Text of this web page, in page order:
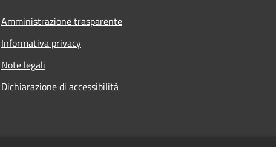
Amministrazione trasparente
Informativa privacy
Note legali
Dichiarazione di accessibilità